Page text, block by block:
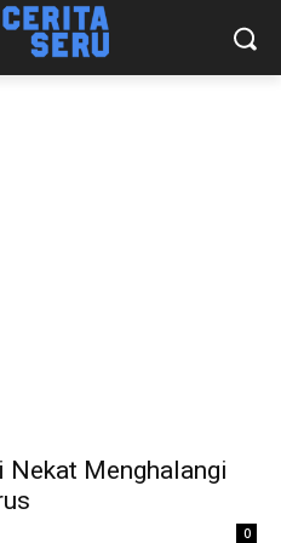
Nekat Menghalangi
0